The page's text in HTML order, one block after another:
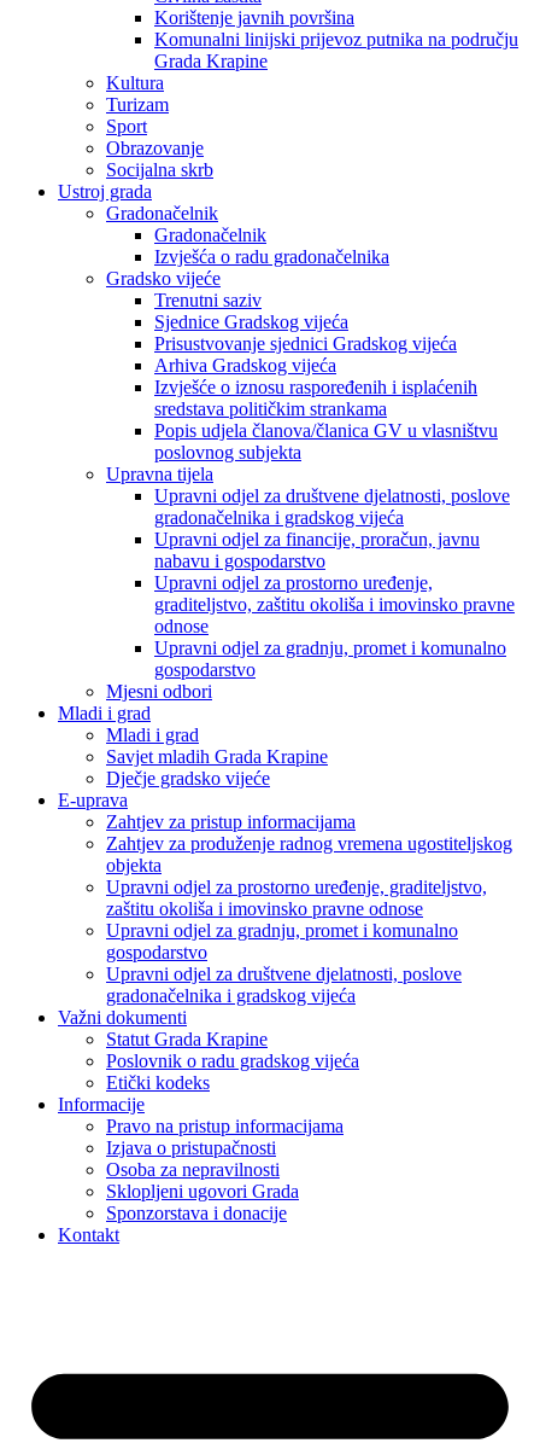
Korištenje javnih površina
Komunalni linijski prijevoz putnika na području
Grada Krapine
Kultura
Turizam
Sport
Obrazovanje
Socijalna skrb
Ustroj grada
Gradonačelnik
Gradonačelnik
Izvješća o radu gradonačelnika
Gradsko vijeće
Trenutni saziv
Sjednice Gradskog vijeća
Prisustvovanje sjednici Gradskog vijeća
Arhiva Gradskog vijeća
Izvješće o iznosu raspoređenih i isplaćenih
sredstava političkim strankama
Popis udjela članova/članica GV u vlasništvu
poslovnog subjekta
Upravna tijela
Upravni odjel za društvene djelatnosti, poslove
gradonačelnika i gradskog vijeća
Upravni odjel za financije, proračun, javnu
nabavu i gospodarstvo
Upravni odjel za prostorno uređenje,
graditeljstvo, zaštitu okoliša i imovinsko pravne
odnose
Upravni odjel za gradnju, promet i komunalno
gospodarstvo
Mjesni odbori
Mladi i grad
Mladi i grad
Savjet mladih Grada Krapine
Dječje gradsko vijeće
E-uprava
Zahtjev za pristup informacijama
Zahtjev za produženje radnog vremena ugostiteljskog
objekta
Upravni odjel za prostorno uređenje, graditeljstvo,
zaštitu okoliša i imovinsko pravne odnose
Upravni odjel za gradnju, promet i komunalno
gospodarstvo
Upravni odjel za društvene djelatnosti, poslove
gradonačelnika i gradskog vijeća
Važni dokumenti
Statut Grada Krapine
Poslovnik o radu gradskog vijeća
Etički kodeks
Informacije
Pravo na pristup informacijama
Izjava o pristupačnosti
Osoba za nepravilnosti
Sklopljeni ugovori Grada
Sponzorstava i donacije
Kontakt